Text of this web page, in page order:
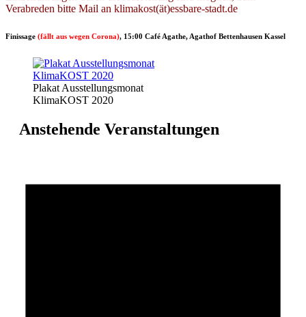
Verabreden bitte Mail an klimakost(ät)essbare-stadt.de
Finissage (fällt aus wegen Corona), 15:00 Café Agathe, Agathof Bettenhausen Kassel
Plakat Ausstellungsmonat
KlimaKOST 2020
Anstehende Veranstaltungen